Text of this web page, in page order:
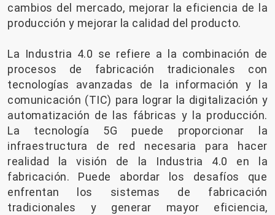
cambios del mercado, mejorar la eficiencia de la
producción y mejorar la calidad del producto.
La Industria 4.0 se refiere a la combinación de
procesos de fabricación tradicionales con
tecnologías avanzadas de la información y la
comunicación (TIC) para lograr la digitalización y
automatización de las fábricas y la producción.
La tecnología 5G puede proporcionar la
infraestructura de red necesaria para hacer
realidad la visión de la Industria 4.0 en la
fabricación. Puede abordar los desafíos que
enfrentan los sistemas de fabricación
tradicionales y generar mayor eficiencia,